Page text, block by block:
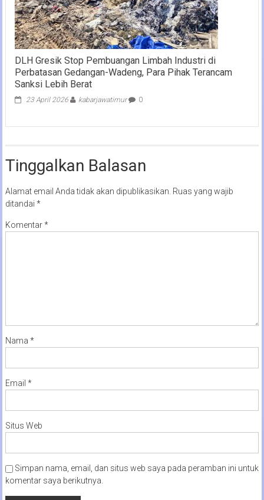
DLH Gresik Stop Pembuangan Limbah Industri di
Perbatasan Gedangan-Wadeng, Para Pihak Terancam
Sanksi Lebih Berat
23 April 2026 kabarjawatimur 0
Tinggalkan Balasan
Alamat email Anda tidak akan dipublikasikan. Ruas yang wajib
ditandai *
Komentar*
Nama *
Email *
Situs Web
Simpan nama, email, dan situs web saya pada peramban ini untuk
komentar saya berikutnya.